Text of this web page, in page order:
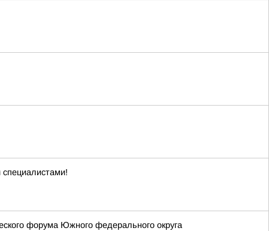
форума Южного федерального округа